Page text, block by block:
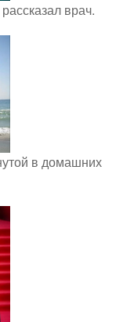
врач.
в домашних